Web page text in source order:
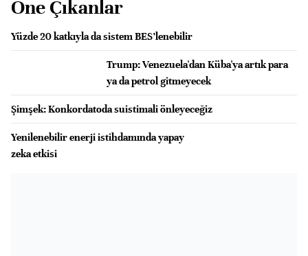
Öne Çıkanlar
Yüzde 20 katkıyla da sistem BES’lenebilir
Trump: Venezuela'dan Küba'ya artık para
ya da petrol gitmeyecek
Şimşek: Konkordatoda suistimali önleyeceğiz
Yenilenebilir enerji istihdamında yapay
zeka etkisi